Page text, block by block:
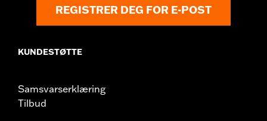
REGISTRER DEG FOR E-POST
KUNDESTØTTE
Samsvarserklæring
Tilbud